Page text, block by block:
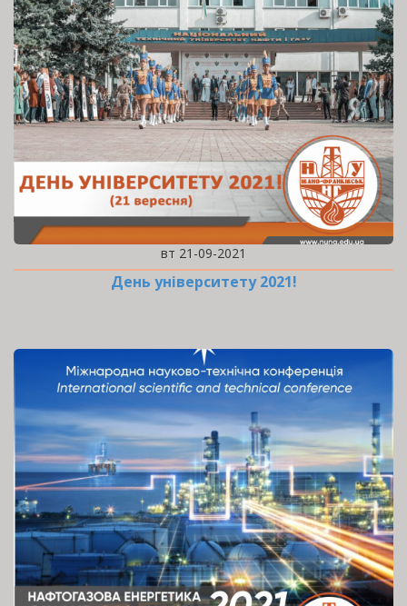
вт 21-09-2021
День університету 2021!